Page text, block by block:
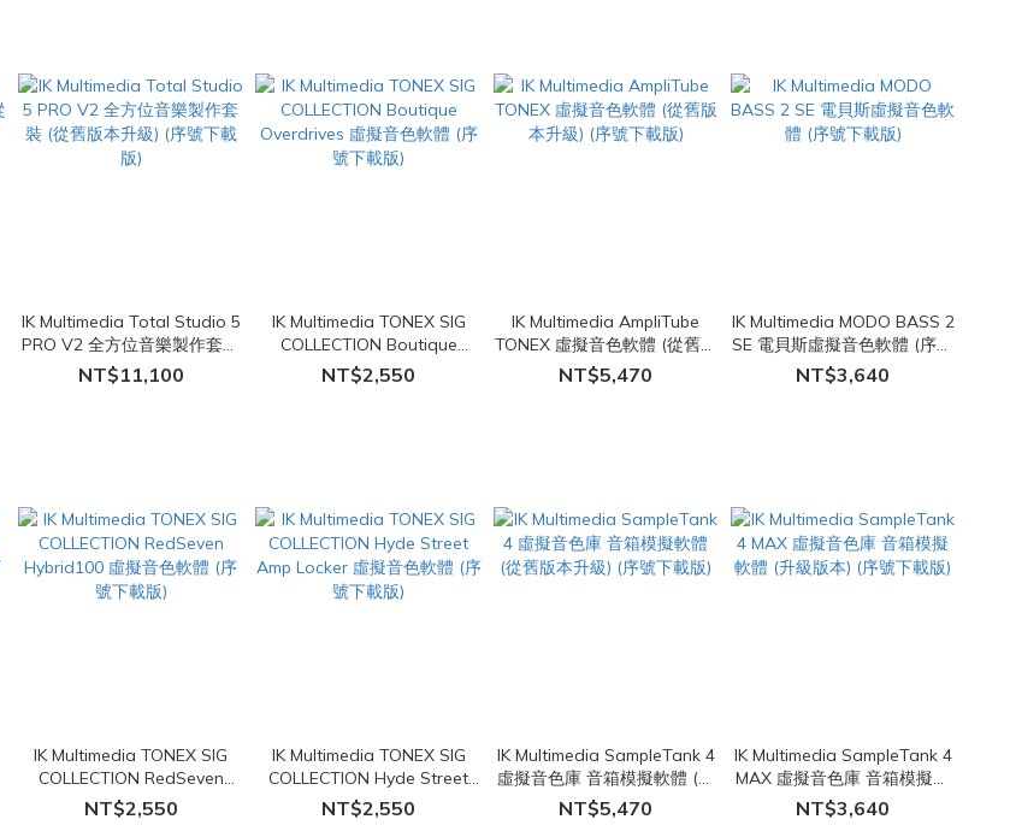
IK Multimedia Total Studio 5
PRO V2 全方位音樂製作套裝
(從舊版本升級) (序號下載版)
NT$11,100
IK Multimedia TONEX SIG
COLLECTION Boutique
Overdrives 虛擬音色軟體 (序
號下載版)
NT$2,550
IK Multimedia AmpliTube
TONEX 虛擬音色軟體 (從舊版
本升級) (序號下載版)
NT$5,470
IK Multimedia MODO BASS 2
SE 電貝斯虛擬音色軟體 (序號
下載版)
NT$3,640
IK Multimedia TONEX SIG
COLLECTION RedSeven
Hybrid100 虛擬音色軟體 (序
號下載版)
NT$2,550
IK Multimedia TONEX SIG
COLLECTION Hyde Street
Amp Locker 虛擬音色軟體 (序
號下載版)
NT$2,550
IK Multimedia SampleTank 4
虛擬音色庫 音箱模擬軟體 (從
舊版本升級) (序號下載版)
NT$5,470
IK Multimedia SampleTank 4
MAX 虛擬音色庫 音箱模擬軟
體 (升級版本) (序號下載版)
NT$3,640